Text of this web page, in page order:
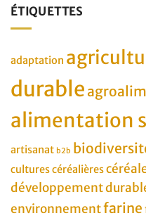
ÉTIQUETTES
adaptation
durable
alimentation
artisanat b2b
cultures céréalières
développement
environnementfarine